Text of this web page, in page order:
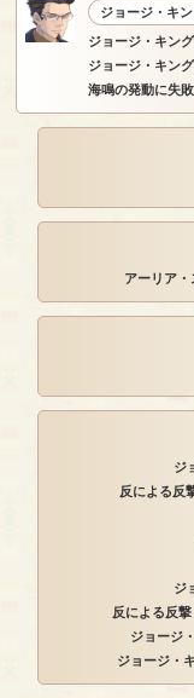
ジョージ・キ
ジョージ・キン
ジョージ・キン
海鳴の発動に失敗
アーリア・
ジ
反による反
ジ
反による反
ジョージ
ジョージ・